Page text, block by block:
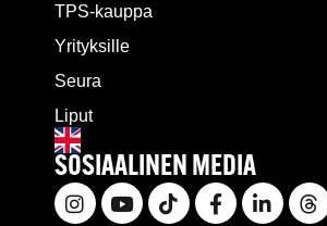
TPS-kauppa
Yrityksille
Seura
Liput
SOSIAALINEN MEDIA